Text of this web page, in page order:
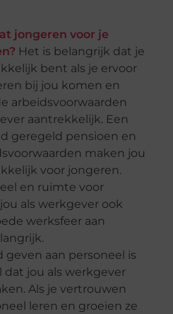
jongeren voor je
Het is belangrijk dat je
bent als je ervoor
bij jou komen en
arbeidsvoorwaarden
aantrekkelijk. Een
geregeld pensioen en
maken jou
voor jongeren.
en ruimte voor
als werkgever ook
werksfeer aan
aan personeel is
jou als werkgever
Als je vertrouwen
leren en groeien ze